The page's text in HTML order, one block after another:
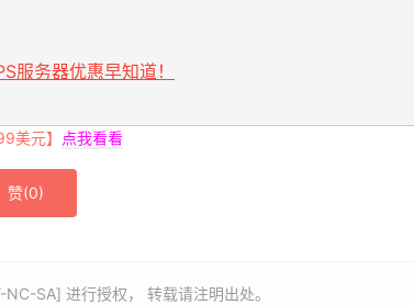
服务器优惠早知道！
美元】 点我看看
赞(0)
SA] 进行授权， 转载请注明出处。